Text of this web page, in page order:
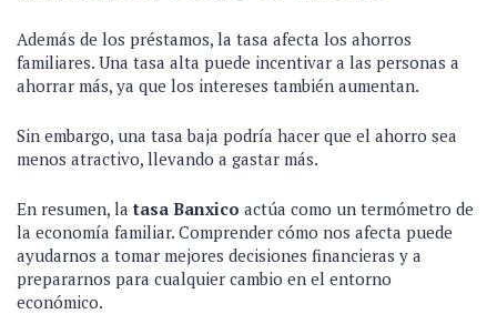
Además de los préstamos, la tasa afecta los ahorros
familiares. Una tasa alta puede incentivar a las personas a
ahorrar más, ya que los intereses también aumentan.
Sin embargo, una tasa baja podría hacer que el ahorro sea
menos atractivo, llevando a gastar más.
En resumen, latasa Banxico actúa como un termómetro de
la economía familiar. Comprender cómo nos afecta puede
ayudarnos a tomar mejores decisiones financieras y a
prepararnos para cualquier cambio en el entorno
económico.